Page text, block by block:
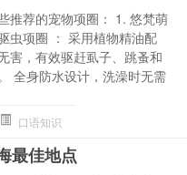
推荐的宠物项圈： 1. 悠梵萌
虫项圈 ： 采用植物精油配
害，有效驱赶虱子、跳蚤和
全身防水设计，洗澡时无需
口语知识
最佳地点